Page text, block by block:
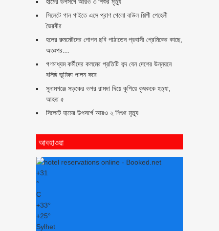
সিলেটে গান গাইতে এসে প্রাণ গেলো বাউল শিল্পী পেহেলী
ভৈরবীর
হলের রুমমেটদের গোপন ছবি পাঠাতেন প্রবাসী প্রেমিকের কাছে,
অতঃপর…
গণমাধ্যম কর্মীদের কলমের প্রতিটি শব্দ যেন দেশের উন্নয়নে
বলিষ্ঠ ভূমিকা পালন করে
সুনামগঞ্জে সড়কের ওপর রামদা দিয়ে কুপিয়ে কৃষককে হত্যা,
আহত ৫
সিলেটে হামের উপসর্গে আরও ২ শিশুর মৃত্যু
আবহাওয়া
+31
°
C
+33°
+25°
Sylhet